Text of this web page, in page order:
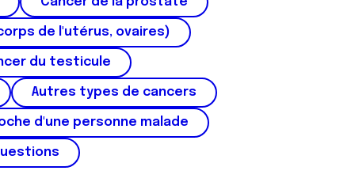
de l'utérus, ovaires)
du testicule
Autres types de cancers
d'une personne malade